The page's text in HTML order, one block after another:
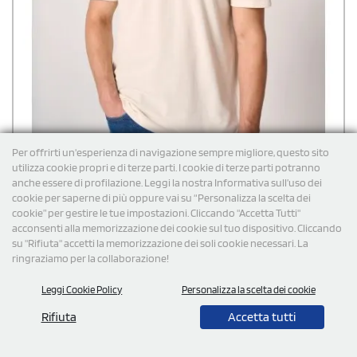
Per offrirti un'esperienza di navigazione sempre migliore, questo sito
utilizza cookie propri e di terze parti. I cookie di terze parti potranno
anche essere di profilazione. Leggi la nostra Informativa sull’uso dei
cookie per saperne di più oppure vai su “Personalizza la scelta dei
cookie” per gestire le tue impostazioni. Cliccando "Accetta Tutti"
acconsenti alla memorizzazione dei cookie sul tuo dispositivo. Cliccando
su "Rifiuta" accetti la memorizzazione dei soli cookie necessari. La
ringraziamo per la collaborazione!
Leggi Cookie Policy Personalizza la scelta dei cookie
Rifiuta Accetta tutti
+ 9 colori
Polo piquet uomo a maniche corte realizzata in tessuto morbido,
traspirante e resistente, ideale per un comfort quotidiano
prolungato. Le varianti in tinta unita sono in 100% cotone, mentre